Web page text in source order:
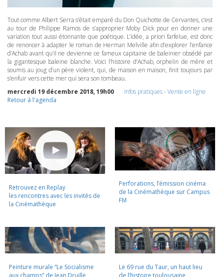
Tout comme Albert Serra s’était emparé du Don Quichotte de Cervantes, c’est
au tour de Philippe Ramos de s’approprier Moby Dick pour en donner une
variation tout aussi étonnante que poétique. L’idée, a priori farfelue, est donc
de renoncer à adapter le roman de Herman Melville afin d’explorer l’enfance
d’Achab avant qu’il ne devienne ce fameux capitaine de baleinier obsédé par
la gigantesque baleine blanche. Voici l’histoire d’Achab, orphelin de mère et
soumis au joug d’un père violent, qui, de maison en maison, finit toujours par
s’enfuir vers cette mer qui sera son tombeau.
mercredi 19 décembre 2018, 19h00
Infos pratiques-Vente en ligne
Retour à l'agenda
Retrouvez en Replay
les rencontres avec les invités de
la Cinémathèque
Perforations, l’émission cinéma
de la Cinémathèque sur Campus
FM
Peinture murale “Le Socialisme
aux champs” de Jean Druille,
Le 69 rue du Taur, un haut lieu
de l’histoire toulousaine